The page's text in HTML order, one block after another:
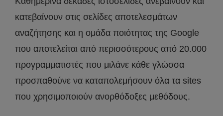
κατεβαίνουν στις σελίδες αποτελεσμάτων
αναζήτησης και η ομάδα ποιότητας της Google
που αποτελείται από περισσότερους από 20.000
προγραμματιστές που μιλάνε κάθε γλώσσα
προσπαθούνε να καταπολεμήσουν όλα τα sites
που χρησιμοποιούν ανορθόδοξες μεθόδους.